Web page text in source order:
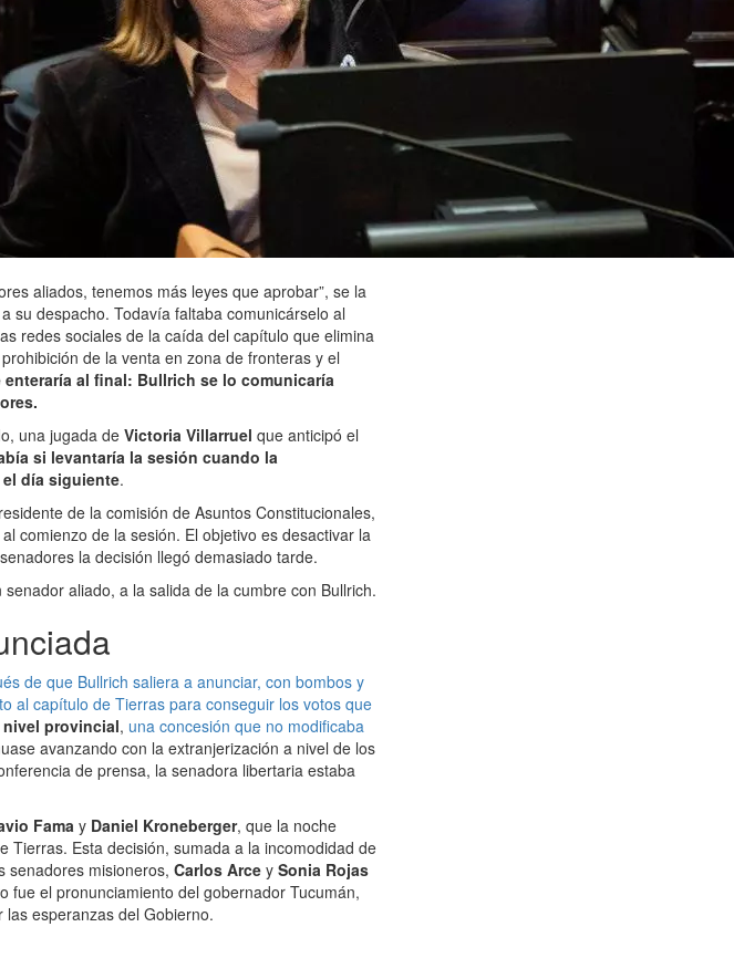
aliados, tenemos más leyes que aprobar”, se la
su despacho. Todavía faltaba comunicárselo al
redes sociales de la caída del capítulo que elimina
de la venta en zona de fronteras y el
enteraría al final: Bullrich se lo comunicaría
una jugada de Victoria Villarruel que anticipó el
si levantaría la sesión cuando la
día siguiente.
de la comisión de Asuntos Constitucionales,
comienzo de la sesión. El objetivo es desactivar la
la decisión llegó demasiado tarde.
senador aliado, a la salida de la cumbre con Bullrich.
de que Bullrich saliera a anunciar, con bombos y
al capítulo de Tierras para conseguir los votos que
nivel provincial, una concesión que no modificaba
avanzando con la extranjerización a nivel de los
de prensa, la senadora libertaria estaba
Fama y Daniel Kroneberger, que la noche
Esta decisión, sumada a la incomodidad de
senadores misioneros, Carlos Arce y Sonia Rojas
fue el pronunciamiento del gobernador Tucumán,
esperanzas del Gobierno.